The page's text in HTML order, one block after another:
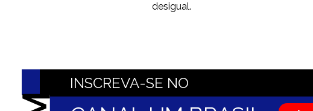
desigual.
INSCREVA-SE NO